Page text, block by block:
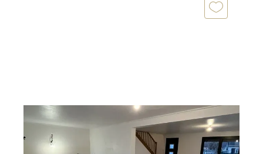
OZOIR LA FERRIERE 77
156 m
Ref : 212